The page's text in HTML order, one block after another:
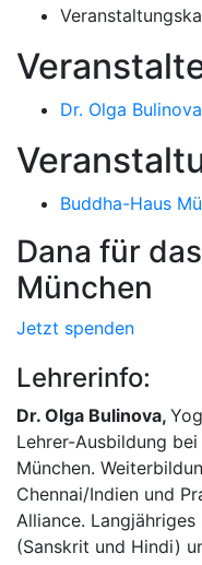
Dr. Olga Bulinova
Buddha-Haus
Dana für
München
Jetzt spenden
Lehrerinfo:
Dr. Olga Bulinova,
Lehrer-Ausbildung
München.
Chennai/Indien und
Alliance.
(Sanskrit und Hindi)